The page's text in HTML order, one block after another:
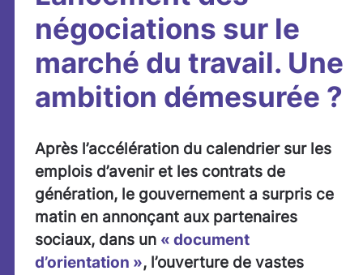
négociations sur le
marché du travail. Une
ambition démesurée ?
Après l’accélération du calendrier sur les
emplois d’avenir et les contrats de
génération, le gouvernement a surpris ce
matin en annonçant aux partenaires
sociaux, dans un « document
d’orientation », l’ouverture de vastes